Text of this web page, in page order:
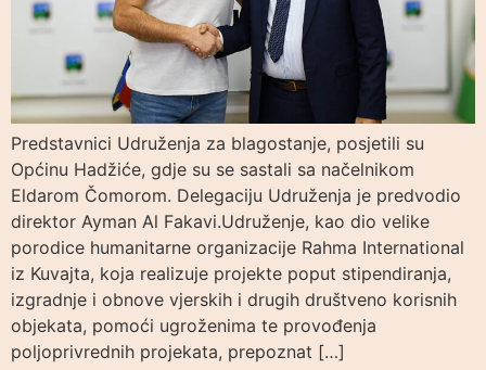
Predstavnici Udruženja za blagostanje, posjetili su
Općinu Hadžiće, gdje su se sastali sa načelnikom
Eldarom Čomorom. Delegaciju Udruženja je predvodio
direktor Ayman Al Fakavi.Udruženje, kao dio velike
porodice humanitarne organizacije Rahma International
iz Kuvajta, koja realizuje projekte poput stipendiranja,
izgradnje i obnove vjerskih i drugih društveno korisnih
objekata, pomoći ugroženima te provođenja
poljoprivrednih projekata, prepoznat […]